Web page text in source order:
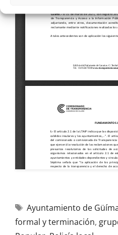
Ayuntamiento de
formal y terminación,